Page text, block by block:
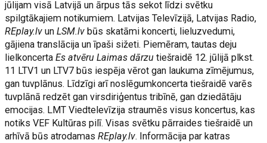
jūlijam visā Latvijā un ārpus tās sekot līdzi svētku
spilgtākajiem notikumiem. Latvijas Televīzijā, Latvijas Radio,
REplay.lv un LSM.lv būs skatāmi koncerti, lieluzvedumi,
gājiena translācija un īpaši sižeti. Piemēram, tautas deju
lielkoncertaEs atvēru Laimas dārzu tiešraidē 12. jūlijā plkst.
11 LTV1 un LTV7 būs iespēja vērot gan laukuma zīmējumus,
gan tuvplānus. Līdzīgi arī noslēgumkoncerta tiešraidē varēs
tuvplānā redzēt gan virsdiriģentus tribīnē, gan dziedātāju
emocijas. LMT Viedtelevīzija straumēs visus koncertus, kas
notiks VEF Kultūras pilī. Visas svētku pārraides tiešraidē un
arhīvā būs atrodamasREplay.lv. Informācija par katras